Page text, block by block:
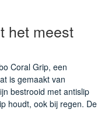
het meest
Coral Grip, een
is gemaakt van
bestrooid met antislip
houdt, ook bij regen. De